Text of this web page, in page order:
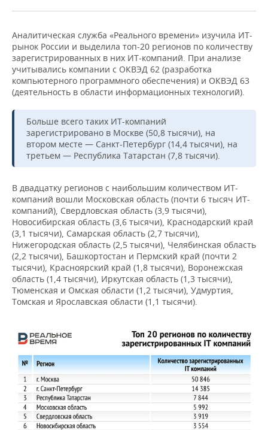
Аналитическая служба «Реального времени» изучила ИТ-
рынок России и выделила топ-20 регионов по количеству
зарегистрированных в них ИТ-компаний. При анализе
учитывались компании с ОКВЭД 62 (разработка
компьютерного программного обеспечения) и ОКВЭД 63
(деятельность в области информационных технологий).
Больше всего таких ИТ-компаний
зарегистрировано в Москве (50,8 тысячи), на
втором месте — Санкт-Петербург (14,4 тысячи), на
третьем — Республика Татарстан (7,8 тысячи).
В двадцатку регионов с наибольшим количеством ИТ-
компаний вошли Московская область (почти 6 тысяч ИТ-
компаний), Свердловская область (3,9 тысячи),
Новосибирская область (3,6 тысячи), Краснодарский край
(3,1 тысячи), Самарская область (2,7 тысячи),
Нижегородская область (2,5 тысячи), Челябинская область
(2,2 тысячи), Башкортостан и Пермский край (почти 2
тысячи), Красноярский край (1,8 тысячи), Воронежская
область (1,4 тысячи), Иркутская область (1,3 тысячи),
Тюменская и Омская области (1,2 тысячи), Удмуртия,
Томская и Ярославская области (1,1 тысячи).